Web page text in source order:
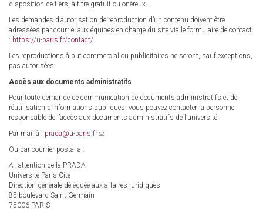
disposition de tiers, à titre gratuit ou onéreux.
Les demandes d’autorisation de reproduction d’un contenu doivent être
adressées par courriel aux équipes en charge du site via le formulaire de contact
: https://u-paris.fr/contact/
Les reproductions à but commercial ou publicitaires ne seront, sauf exceptions,
pas autorisées.
Accès aux documents administratifs
Pour toute demande de communication de documents administratifs et de
réutilisation d’informations publiques, vous pouvez contacter la personne
responsable de l’accès aux documents administratifs de l’université :
Par mail à : prada@u-paris.fr(link
Ou par courrier postal à :
A l’attention de la PRADA
Université Paris Cité
Direction générale déléguée aux affaires juridiques
85 boulevard Saint-Germain
75006 PARIS